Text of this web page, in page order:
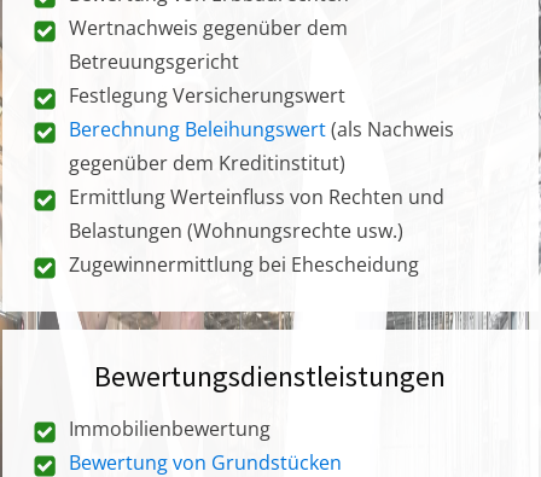
Wertnachweis gegenüber dem
Betreuungsgericht
Festlegung Versicherungswert
Berechnung Beleihungswert(als Nachweis
gegenüber dem Kreditinstitut)
Ermittlung Werteinfluss von Rechten und
Belastungen (Wohnungsrechte usw.)
Zugewinnermittlung bei Ehescheidung
Bewertungsdienstleistungen
Immobilienbewertung
Bewertung von Grundstücken